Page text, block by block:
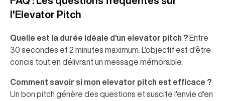
l'Elevator Pitch
Quelle est la durée idéale d'un elevator pitch ?Entre
30 secondes et 2 minutes maximum. L'objectif est d'être
concis tout en délivrant un message mémorable.
Comment savoir si mon elevator pitch est efficace ?
Un bon pitch génère des questions et suscite l'envie d'en